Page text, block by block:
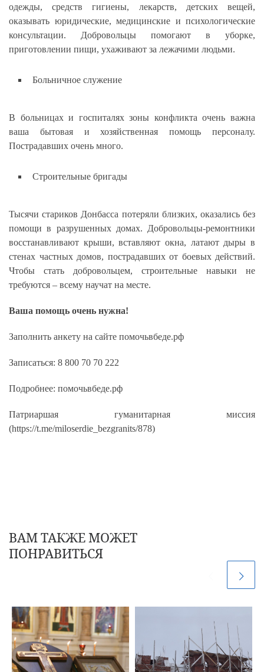
одежды, средств гигиены, лекарств, детских вещей,
оказывать юридические, медицинские и психологические
консультации. Добровольцы помогают в уборке,
приготовлении пищи, ухаживают за лежачими людьми.
Больничное служение
В больницах и госпиталях зоны конфликта очень важна
ваша бытовая и хозяйственная помощь персоналу.
Пострадавших очень много.
Строительные бригады
Тысячи стариков Донбасса потеряли близких, оказались без
помощи в разрушенных домах. Добровольцы-ремонтники
восстанавливают крыши, вставляют окна, латают дыры в
стенах частных домов, пострадавших от боевых действий.
Чтобы стать добровольцем, строительные навыки не
требуются – всему научат на месте.
Ваша помощь очень нужна!
Заполнить анкету на сайте помочьвбеде.рф
Записаться: 8 800 70 70 222
Подробнее: помочьвбеде.рф
Патриаршая гуманитарная миссия
(https://t.me/miloserdie_bezgranits/878)
ВАМ ТАКЖЕ МОЖЕТ
ПОНРАВИТЬСЯ